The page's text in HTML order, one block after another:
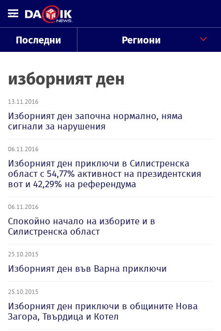
Последни Региони
изборният ден
13.11.2016
Изборният ден започна нормално, няма
сигнали за нарушения
06.11.2016
Изборният ден приключи в Силистренска
област с 54,77% активност на президентския
вот и 42,29% на референдума
06.11.2016
Спокойно начало на изборите и в
Силистренска област
25.10.2015
Изборният ден във Варна приключи
25.10.2015
Изборният ден приключи в общините Нова
Загора, Твърдица и Котел